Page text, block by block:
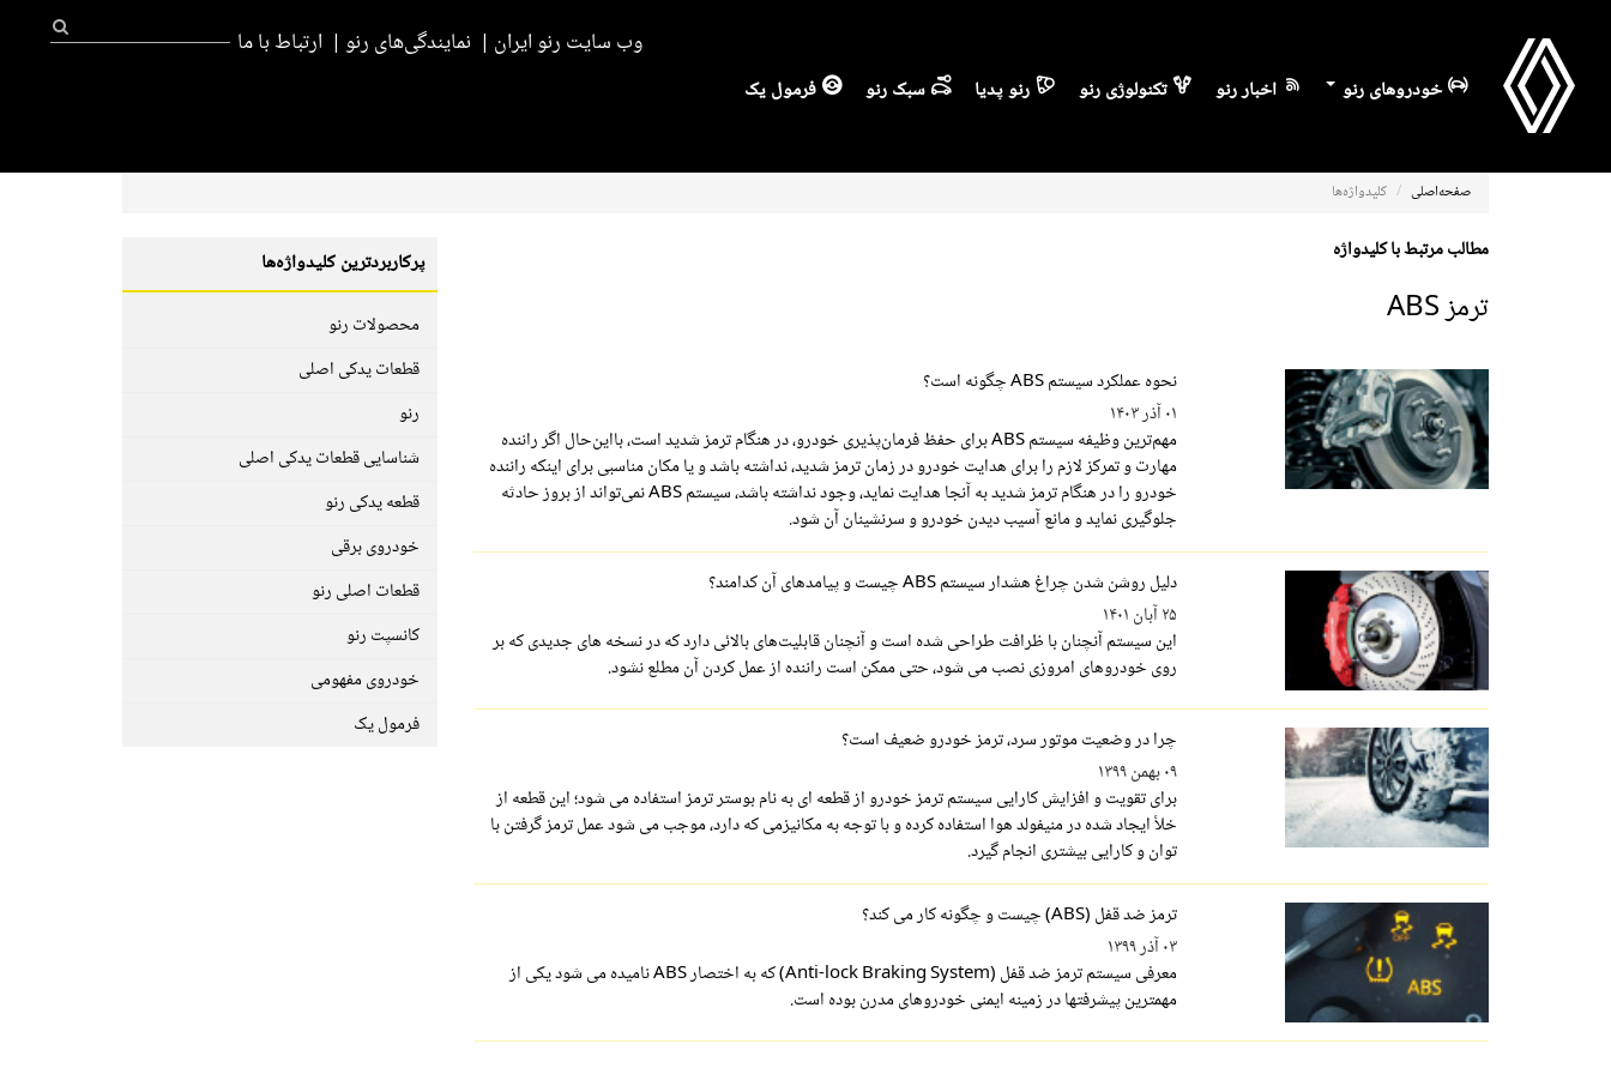
وب سایت رنو ایران نمایندگی‌های رنو ارتباط با ما
خودروهای رنو اخبار رنو تکنولوژی رنو رنو پدیا سبک رنو فرمول یک
صفحه‌اصلی کلیدواژه‌ها
مطالب مرتبط با کلیدواژه
ترمز ABS
نحوه عملکرد سیستم ABS چگونه است؟
۰۱ آذر ۱۴۰۳
مهم‌ترین وظیفه سیستم ABS برای حفظ فرمان‌پذیری خودرو، در هنگام ترمز شدید است، بااین‌حال اگر راننده
مهارت و تمرکز لازم را برای هدایت خودرو در زمان ترمز شدید، نداشته باشد و یا مکان مناسبی برای اینکه راننده
خودرو را در هنگام ترمز شدید به آنجا هدایت نماید، وجود نداشته باشد، سیستم ABS نمی‌تواند از بروز حادثه
جلوگیری نماید و مانع آسیب دیدن خودرو و سرنشینان آن شود.
دلیل روشن شدن چراغ هشدار سیستم ABS چیست و پیامدهای آن کدامند؟
۲۵ آبان ۱۴۰۱
این سیستم آنچنان با ظرافت طراحی شده است و آنچنان قابلیت‌های بالائی دارد که در نسخه های جدیدی که بر
روی خودروهای امروزی نصب می شود، حتی ممکن است راننده از عمل کردن آن مطلع نشود.
چرا در وضعیت موتور سرد، ترمز خودرو ضعیف است؟
۰۹ بهمن ۱۳۹۹
برای تقویت و افزایش کارایی سیستم ترمز خودرو از قطعه ای به نام بوستر ترمز استفاده می شود؛ این قطعه از
خلأ ایجاد شده در منیفولد هوا استفاده کرده و با توجه به مکانیزمی که دارد، موجب می شود عمل ترمز گرفتن با
توان و کارایی بیشتری انجام گیرد.
ترمز ضد قفل (ABS) چیست و چگونه کار می کند؟
۰۳ آذر ۱۳۹۹
معرفی سیستم ترمز ضد قفل (Anti-lock Braking System) که به اختصار ABS نامیده می شود یکی از
مهمترین پیشرفتها در زمینه ایمنی خودروهای مدرن بوده است.
پرکاربردترین کلیدواژه‌ها
محصولات رنو
قطعات یدکی اصلی
رنو
شناسایی قطعات یدکی اصلی
قطعه یدکی رنو
خودروی برقی
قطعات اصلی رنو
کانسپت رنو
خودروی مفهومی
فرمول یک